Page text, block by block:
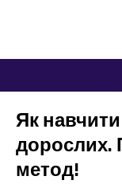
Як
дорослих.
метод!